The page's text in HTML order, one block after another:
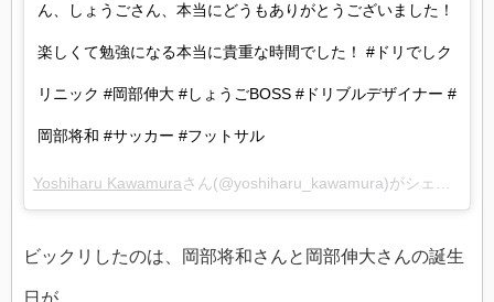
ん、しょうごさん、本当にどうもありがとうございました！
楽しくて勉強になる本当に貴重な時間でした！ #ドリでしク
リニック #岡部伸大 #しょうごBOSS #ドリブルデザイナー #
岡部将和 #サッカー #フットサル
Yoshiharu Kawamuraさん(@yoshiharu_kawamura)がシェアした投稿 –
ビックリしたのは、岡部将和さんと岡部伸大さんの誕生